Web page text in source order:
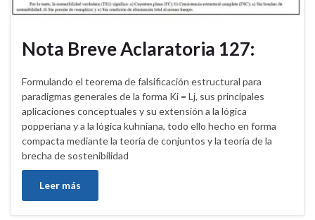
Nota Breve Aclaratoria 127:
Formulando el teorema de falsificación estructural para
paradigmas generales de la forma Ki = Lj, sus principales
aplicaciones conceptuales y su extensión a la lógica
popperiana y a la lógica kuhniana, todo ello hecho en forma
compacta mediante la teoría de conjuntos y la teoría de la
brecha de sostenibilidad
Leer más